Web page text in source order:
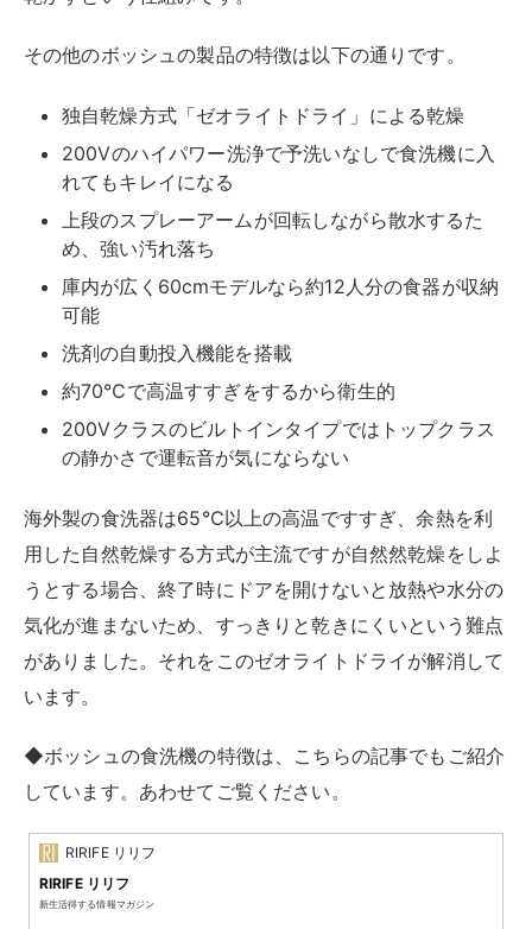
その他のボッシュの製品の特徴は以下の通りです。
独自乾燥方式「ゼオライトドライ」による乾燥
200Vのハイパワー洗浄で予洗いなしで食洗機に入
れてもキレイになる
上段のスプレーアームが回転しながら散水するた
め、強い汚れ落ち
庫内が広く60cmモデルなら約12人分の食器が収納
可能
洗剤の自動投入機能を搭載
約70℃で高温すすぎをするから衛生的
200Vクラスのビルトインタイプではトップクラス
の静かさで運転音が気にならない
海外製の食洗器は65℃以上の高温ですすぎ、余熱を利
用した自然乾燥する方式が主流ですが自然然乾燥をしよ
うとする場合、終了時にドアを開けないと放熱や水分の
気化が進まないため、すっきりと乾きにくいという難点
がありました。それをこのゼオライトドライが解消して
います。
◆ボッシュの食洗機の特徴は、こちらの記事でもご紹介
しています。あわせてご覧ください。
RIRIFE リリフ
RIRIFE リリフ
新生活得する情報マガジン